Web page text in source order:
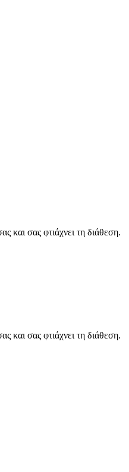
και σας φτιάχνει τη διάθεση.
και σας φτιάχνει τη διάθεση.